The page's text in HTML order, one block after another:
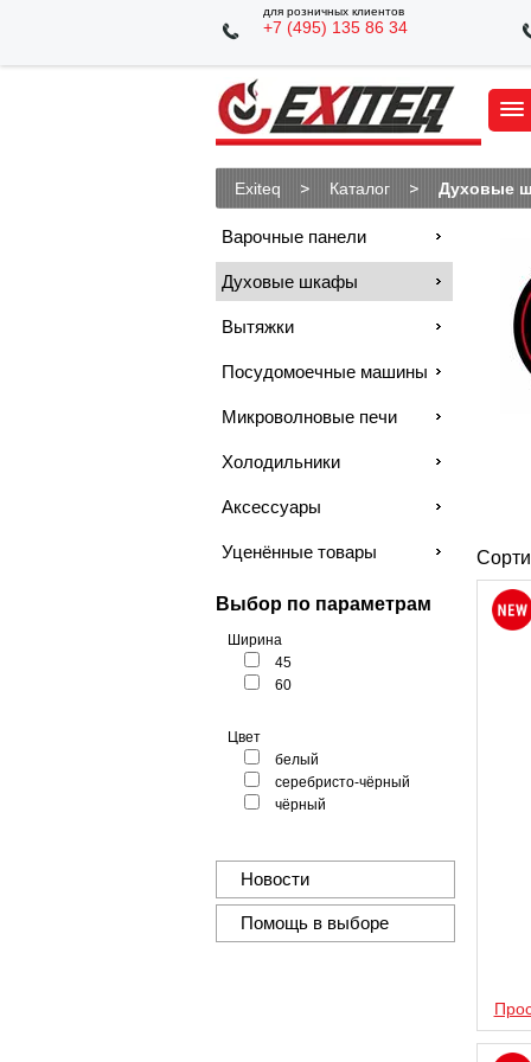
для розничных клиентов
+7 (495) 135 86 34
Exiteq Каталог Духовые
Варочные панели
Духовые шкафы
Вытяжки
Посудомоечные машины
Микроволновые печи
Холодильники
Аксессуары
Уценённые товары
Выбор по параметрам
Ширина
45
60
Цвет
белый
серебристо-чёрный
чёрный
Новости
Помощь в выборе